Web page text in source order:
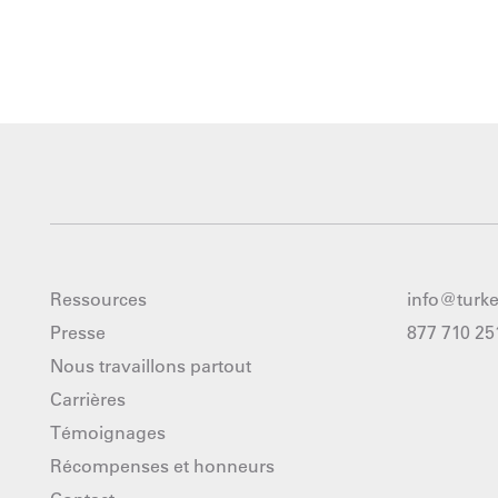
Ressources
Presse
Nous travaillons partout
Carrières
Témoignages
Récompenses et honneurs
877 710